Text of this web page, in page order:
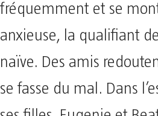
fréquemment et se
anxieuse, la qualifiant
naïve. Des amis
se fasse du mal. Dans